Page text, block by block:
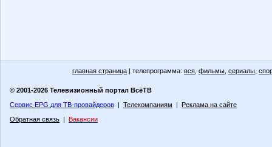
главная страница | телепрограмма: вся фильмы сериалы
© 2001-2026 Телевизионный портал ВсёТВ
Сервис EPG для ТВ-провайдеров | Телекомпаниям | Реклама на сайте
Обратная связь | Вакансии